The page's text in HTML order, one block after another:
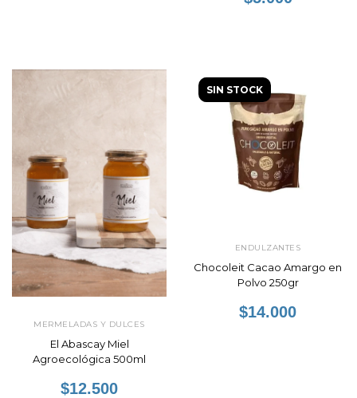
MERMELADAS Y DULCES
El Abascay Miel
Agroecológica 500ml
$12.500
SIN STOCK
ENDULZANTES
Chocoleit Cacao Amargo en
Polvo 250gr
$14.000